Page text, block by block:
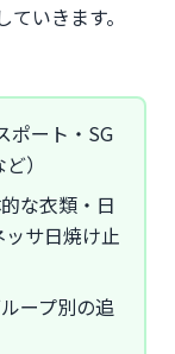
いきます。
ポート・SG
）
な衣類・日
サ日焼け止
ープ別の追